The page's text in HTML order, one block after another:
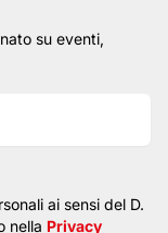
su eventi,
ai sensi del D.
nella Privacy